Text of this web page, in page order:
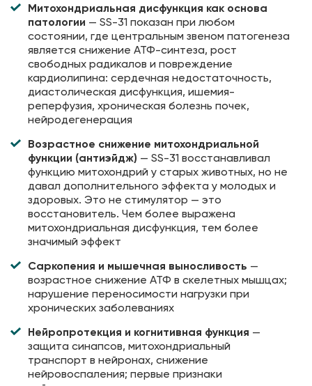
Митохондриальная дисфункция как основа
патологии — SS-31 показан при любом
состоянии, где центральным звеном патогенеза
является снижение АТФ-синтеза, рост
свободных радикалов и повреждение
кардиолипина: сердечная недостаточность,
диастолическая дисфункция, ишемия-
реперфузия, хроническая болезнь почек,
нейродегенерация
Возрастное снижение митохондриальной
функции (антиэйдж) — SS-31 восстанавливал
функцию митохондрий у старых животных, но не
давал дополнительного эффекта у молодых и
здоровых. Это не стимулятор — это
восстановитель. Чем более выражена
митохондриальная дисфункция, тем более
значимый эффект
Саркопения и мышечная выносливость —
возрастное снижение АТФ в скелетных мышцах;
нарушение переносимости нагрузки при
хронических заболеваниях
Нейропротекция и когнитивная функция —
защита синапсов, митохондриальный
транспорт в нейронах, снижение
нейровоспаления; первые признаки